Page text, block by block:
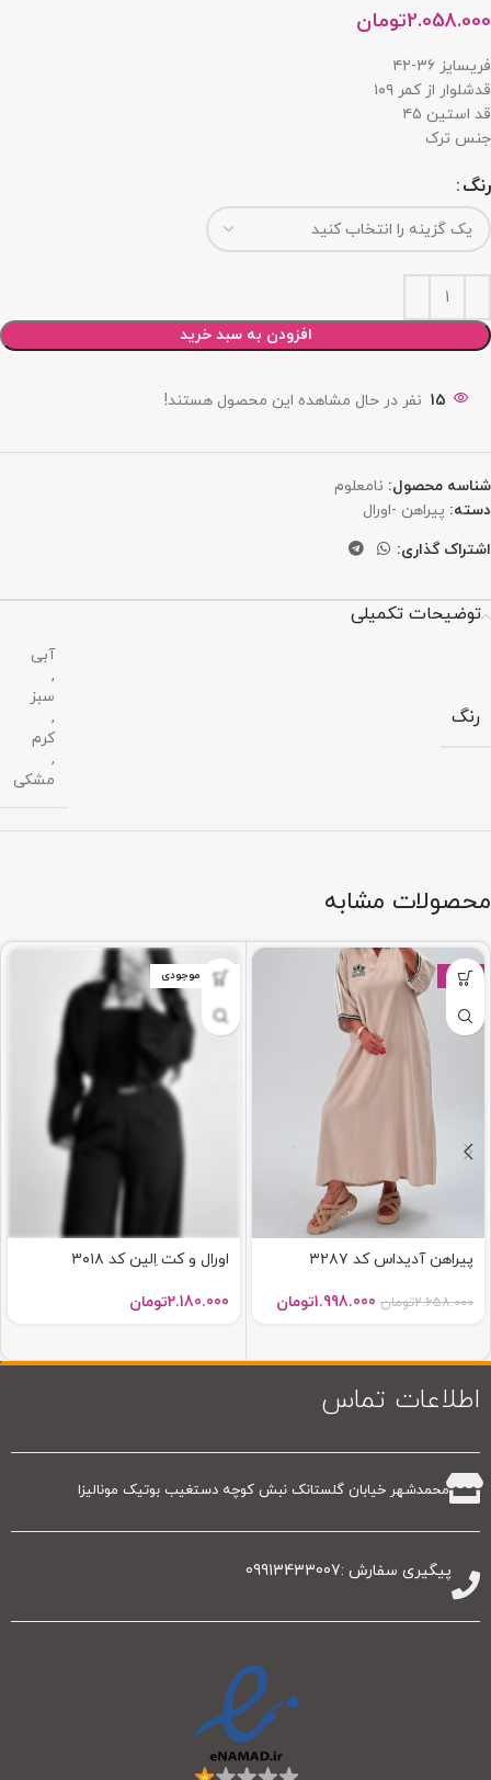
2.058.000تومان
فریسایز ۳۶-۴۲
قدشلوار از کمر ۱۰۹
قد استین ۴۵
جنس ترک
رنگ
افزودن به سبد خرید
15 نفر در حال مشاهده این محصول هستند!
شناسه محصول: نامعلوم
دسته: پیراهن -اورال
اشتراک گذاری:
توضیحات تکمیلی
رنگ
آبی
,
سبز
,
کرم
,
مشکی
محصولات مشابه
-25%
پیراهن آدیداس کد ۳۲۸۷
2.658.000تومان 1.998.000تومان
اتمام موجودی
اورال و كت اِلين كد ٣٠١٨
2.180.000تومان
اطلاعات تماس
محمدشهر خیابان گلستانک نبش کوچه دستغیب بوتیک مونالیزا
پیگیری سفارش :09913433007